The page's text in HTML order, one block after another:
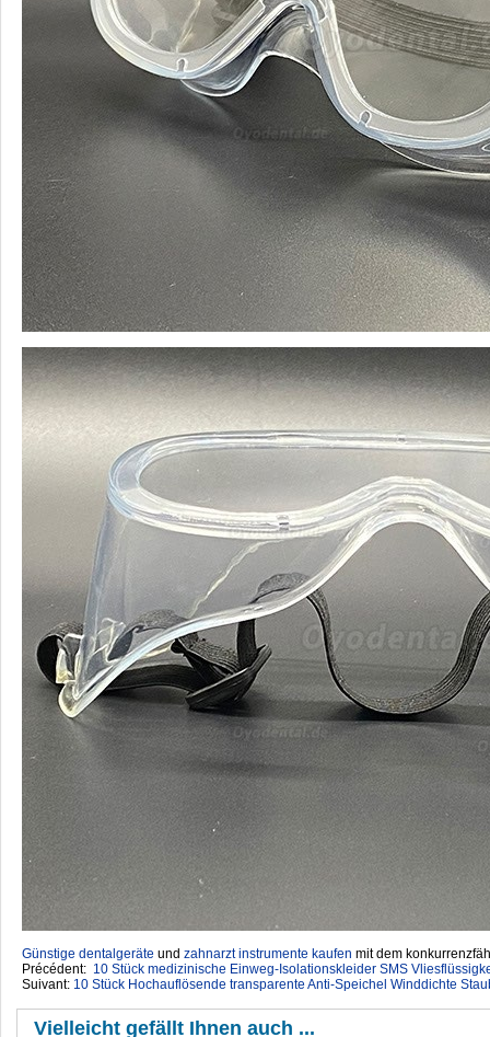
Günstige dentalgeräte ‎ und zahnarzt instrumente kaufen mit dem
Précédent: 10 Stück medizinische Einweg-Isolationskleider SMS
Suivant: 10 Stück Hochauflösende transparente Anti-Speichel Winddichte
Vielleicht gefällt Ihnen auch ...